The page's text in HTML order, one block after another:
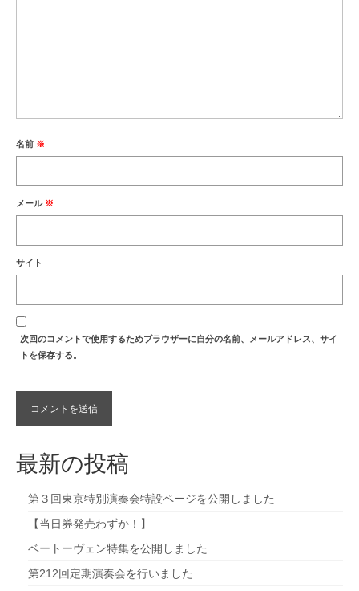
名前 ※
メール ※
サイト
次回のコメントで使用するためブラウザーに自分の名前、メールアドレス、サイ
トを保存する。
最新の投稿
第３回東京特別演奏会特設ページを公開しました
【当日券発売わずか！】
ベートーヴェン特集を公開しました
第212回定期演奏会を行いました